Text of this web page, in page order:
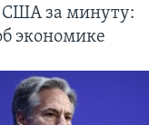
США за минуту:
экономике